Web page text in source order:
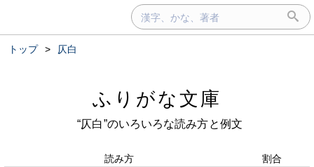
トップ > 仄白
ふりがな文庫
“仄白”のいろいろな読み方と例文
読み方 割合